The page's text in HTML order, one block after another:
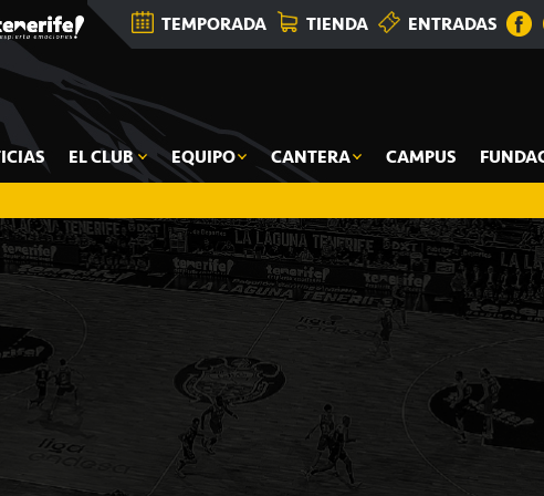
TEMPORADA TIENDA ENTRADAS
EL CLUB EQUIPO CANTERA CAMPUS